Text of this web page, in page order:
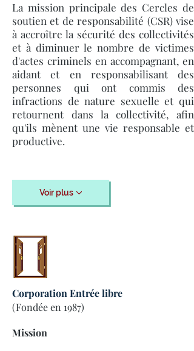
La mission principale des Cercles de
soutien et de responsabilité (CSR) vise
à accroître la sécurité des collectivités
et à diminuer le nombre de victimes
d'actes criminels en accompagnant, en
aidant et en responsabilisant des
personnes qui ont commis des
infractions de nature sexuelle et qui
retournent dans la collectivité, afin
qu'ils mènent une vie responsable et
productive.
Voir plus
Corporation Entrée libre
(Fondée en 1987)
Mission